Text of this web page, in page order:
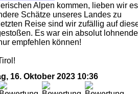
Alpen kommen, lieben wir
Schätze unseres Landes zu
Reise sind wir zufällig auf
Es war ein absolut
empfehlen können!
16. Oktober 2023 10:36